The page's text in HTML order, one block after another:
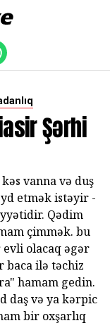
Şərhi
vanna və duş
etmək istəyir -
Qədim
çimmək. bu
olacaq əgər
baca ilə təchiz
hamam gedin.
daş və ya kərpic
bir oxşarlıq